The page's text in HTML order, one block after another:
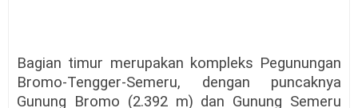
Bagian timur merupakan kompleks Pegunungan
Bromo-Tengger-Semeru, dengan puncaknya
Gunung Bromo (2.392 m) dan Gunung Semeru